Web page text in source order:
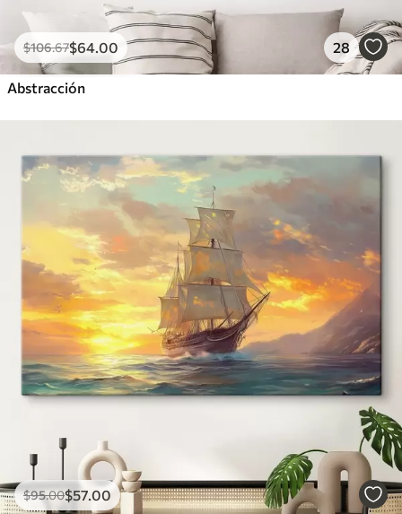
$106.67$64.00 28
Abstracción
$95.00$57.00